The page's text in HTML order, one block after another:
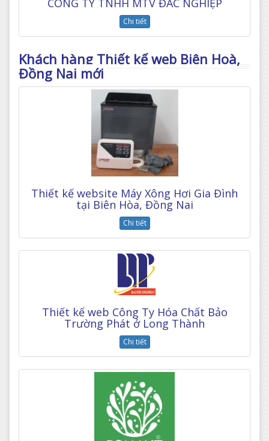
Chi tiết
Khách hàng Thiết kế web Biên Hoà,
Đồng Nai mới
Thiết kế website Máy Xông Hơi Gia Đình
tại Biên Hòa, Đồng Nai
Chi tiết
Thiết kế web Công Ty Hóa Chất Bảo
Trường Phát ở Long Thành
Chi tiết